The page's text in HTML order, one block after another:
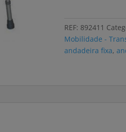
fixa
REF: 892411
Mobilidade -
andadeira fixa,